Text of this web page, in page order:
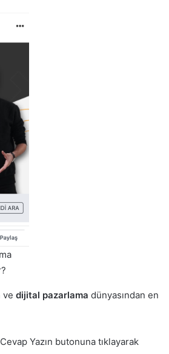
ve dijital pazarlama dünyasından en
Yazın butonuna tıklayarak